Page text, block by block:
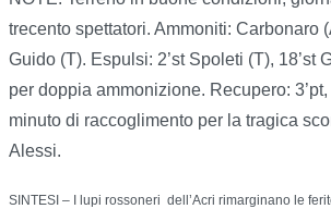
trecento spettatori. Ammoniti: Carbonaro
Guido (T). Espulsi: 2’st Spoleti (T), 18’st
per doppia ammonizione. Recupero: 3’pt,
minuto di raccoglimento per la tragica
Alessi.
SINTESI – I lupi rossoneri dell’Acri rimarginano le